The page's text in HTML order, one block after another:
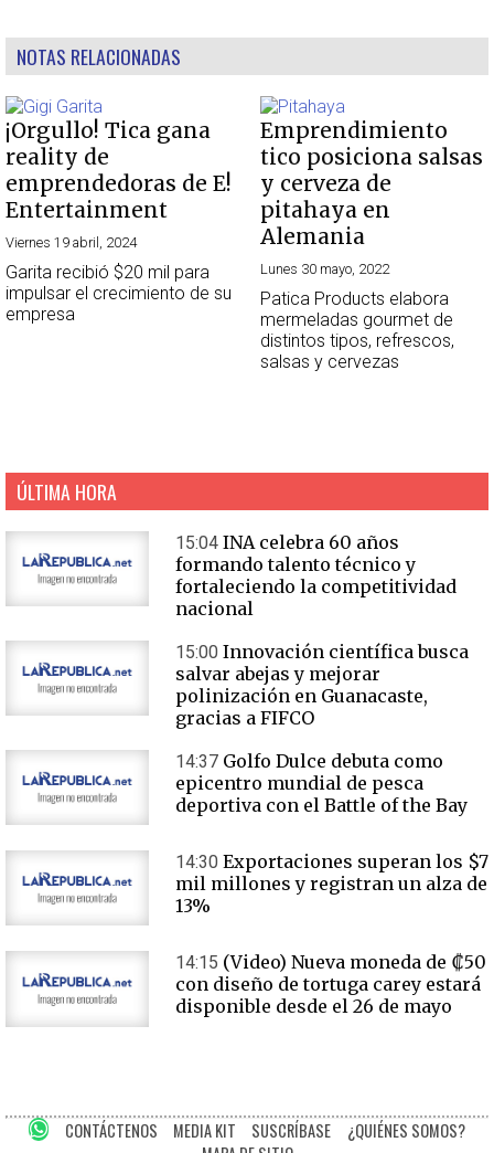
NOTAS RELACIONADAS
¡Orgullo! Tica gana
reality de
emprendedoras de E!
Entertainment
Viernes 19 abril, 2024
Garita recibió $20 mil para
impulsar el crecimiento de su
empresa
Emprendimiento
tico posiciona salsas
y cerveza de
pitahaya en
Alemania
Lunes 30 mayo, 2022
Patica Products elabora
mermeladas gourmet de
distintos tipos, refrescos,
salsas y cervezas
ÚLTIMA HORA
15:04 INA celebra 60 años
formando talento técnico y
fortaleciendo la competitividad
nacional
15:00 Innovación científica busca
salvar abejas y mejorar
polinización en Guanacaste,
gracias a FIFCO
14:37 Golfo Dulce debuta como
epicentro mundial de pesca
deportiva con el Battle of the Bay
14:30 Exportaciones superan los $7
mil millones y registran un alza de
13%
14:15 (Video) Nueva moneda de ₡50
con diseño de tortuga carey estará
disponible desde el 26 de mayo
CONTÁCTENOS MEDIA KIT SUSCRÍBASE
¿QUIÉNES SOMOS?